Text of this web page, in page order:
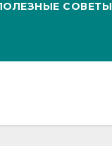
СОВЕТЫ